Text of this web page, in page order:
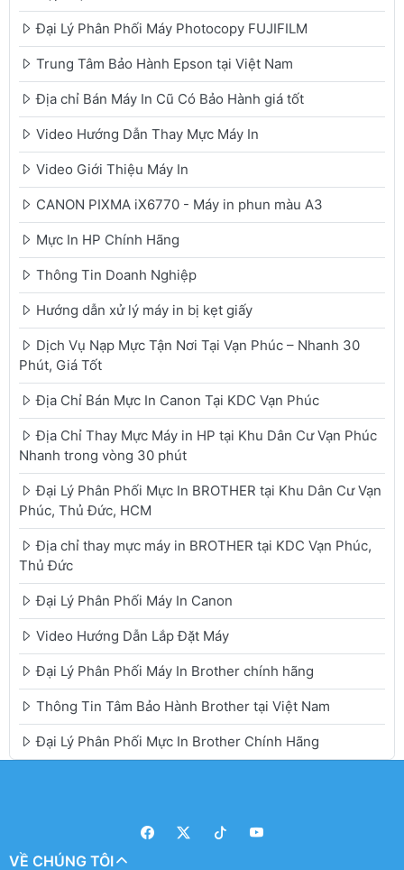
Đại Lý Phân Phối Máy Photocopy FUJIFILM
Trung Tâm Bảo Hành Epson tại Việt Nam
Địa chỉ Bán Máy In Cũ Có Bảo Hành giá tốt
Video Hướng Dẫn Thay Mực Máy In
Video Giới Thiệu Máy In
CANON PIXMA iX6770 - Máy in phun màu A3
Mực In HP Chính Hãng
Thông Tin Doanh Nghiệp
Hướng dẫn xử lý máy in bị kẹt giấy
Dịch Vụ Nạp Mực Tận Nơi Tại Vạn Phúc – Nhanh 30
Phút, Giá Tốt
Địa Chỉ Bán Mực In Canon Tại KDC Vạn Phúc
Địa Chỉ Thay Mực Máy in HP tại Khu Dân Cư Vạn Phúc
Nhanh trong vòng 30 phút
Đại Lý Phân Phối Mực In BROTHER tại Khu Dân Cư Vạn
Phúc, Thủ Đức, HCM
Địa chỉ thay mực máy in BROTHER tại KDC Vạn Phúc,
Thủ Đức
Đại Lý Phân Phối Máy In Canon
Video Hướng Dẫn Lắp Đặt Máy
Đại Lý Phân Phối Máy In Brother chính hãng
Thông Tin Tâm Bảo Hành Brother tại Việt Nam
Đại Lý Phân Phối Mực In Brother Chính Hãng
VỀ CHÚNG TÔI